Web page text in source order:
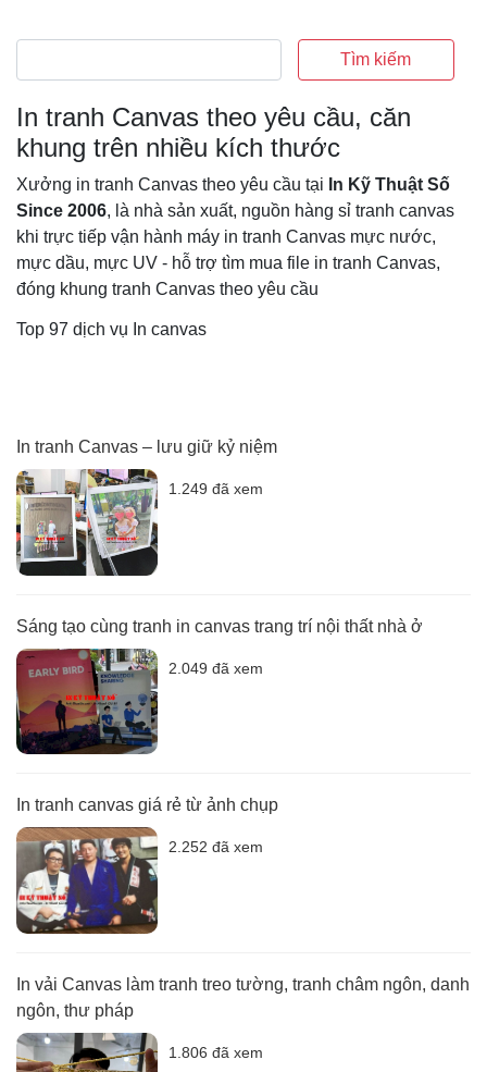
Tìm kiếm
In tranh Canvas theo yêu cầu, căn
khung trên nhiều kích thước
Xưởng in tranh Canvas theo yêu cầu tại In Kỹ Thuật Số
Since 2006, là nhà sản xuất, nguồn hàng sỉ tranh canvas
khi trực tiếp vận hành máy in tranh Canvas mực nước,
mực dầu, mực UV - hỗ trợ tìm mua file in tranh Canvas,
đóng khung tranh Canvas theo yêu cầu
Top 97 dịch vụ In canvas
In tranh Canvas – lưu giữ kỷ niệm
1.249 đã xem
Sáng tạo cùng tranh in canvas trang trí nội thất nhà ở
2.049 đã xem
In tranh canvas giá rẻ từ ảnh chụp
2.252 đã xem
In vải Canvas làm tranh treo tường, tranh châm ngôn, danh
ngôn, thư pháp
1.806 đã xem